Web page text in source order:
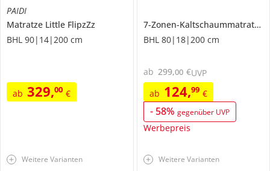
PAIDI
Matratze Little FlipzZz
BHL 90|14|200 cm
ab 329,00 €
Weitere Varianten
7-Zonen-Kaltschaummatratze
BHL 80|18|200 cm
ab 124,99 €
- 58% gegenüber UVP
Werbepreis
ab 299,00 €UVP
Weitere Varianten